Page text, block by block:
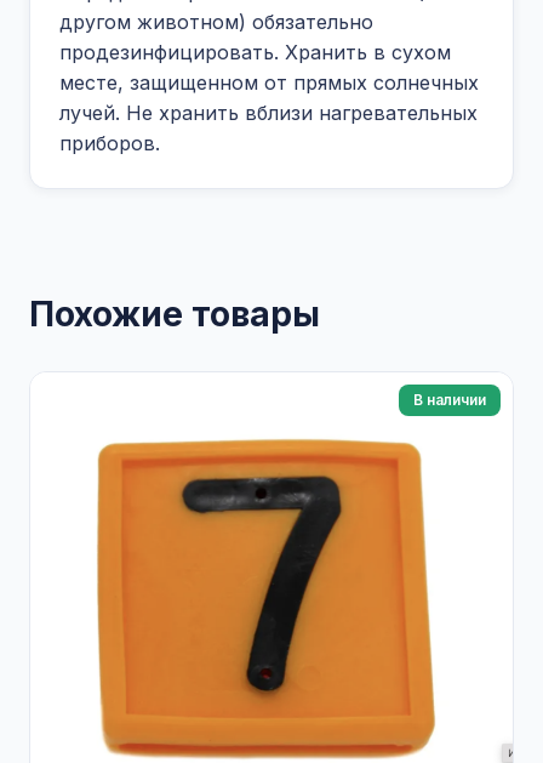
другом животном) обязательно
продезинфицировать. Хранить в сухом
месте, защищенном от прямых солнечных
лучей. Не хранить вблизи нагревательных
приборов.
Похожие товары
В наличии